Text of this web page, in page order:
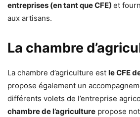
entreprises (en tant que CFE) et
aux artisans.
La chambre
La chambre d’agriculture est le CFE
propose également un
différents volets de l’entreprise
chambre de l’agriculture propose